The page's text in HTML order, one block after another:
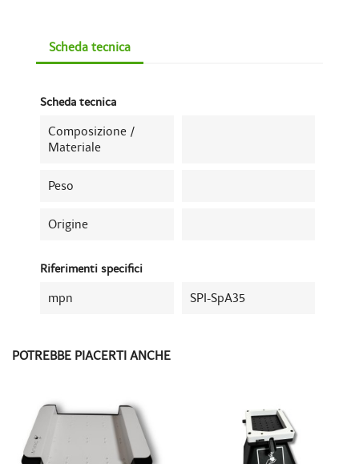
Scheda tecnica
Scheda tecnica
Composizione /
Materiale
Peso
Origine
Riferimenti specifici
mpn SPI-SpA35
POTREBBE PIACERTI ANCHE